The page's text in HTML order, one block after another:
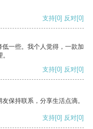
支持[0] 反对[0]
一些。我个人觉得，一款加
支持[0] 反对[0]
保持联系，分享生活点滴。
支持[0] 反对[0]